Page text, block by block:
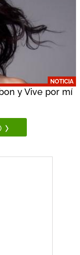
NOTICIA
y Vive por mí